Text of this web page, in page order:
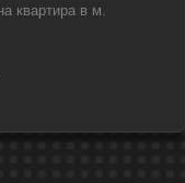
квартира в м.